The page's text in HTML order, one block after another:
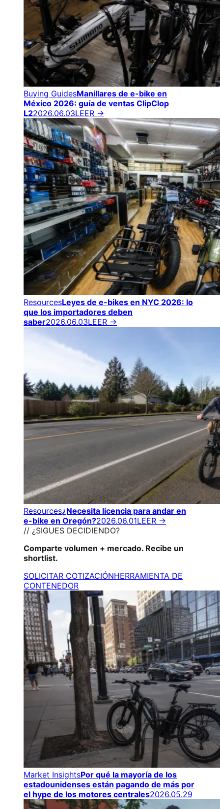
Buying GuidesManillares de e-bike en
México 2026: guía de ventas ClipClop
L22026.06.03LEER →
ResourcesLeyes de e-bikes en NYC 2026: lo
que los importadores deben
saber2026.06.03LEER →
Resources¿Necesita licencia para andar en
e-bike en Oregón?2026.06.01LEER →
// ¿SIGUES DECIDIENDO?
Comparte volumen + mercado. Recibe un
shortlist.
SOLICITAR COTIZACIÓNHERRAMIENTA DE
CONTENEDOR
Market InsightsPor qué la mayoría de los
estadounidenses están pagando de más por
el hype de los motores centrales2026.05.29